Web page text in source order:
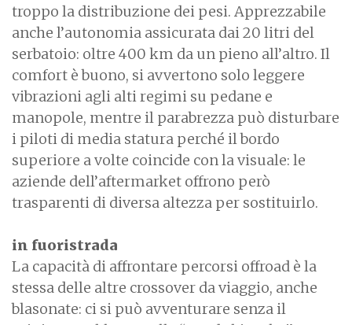
troppo la distribuzione dei pesi. Apprezzabile
anche l’autonomia assicurata dai 20 litri del
serbatoio: oltre 400 km da un pieno all’altro. Il
comfort è buono, si avvertono solo leggere
vibrazioni agli alti regimi su pedane e
manopole, mentre il parabrezza può disturbare
i piloti di media statura perché il bordo
superiore a volte coincide con la visuale: le
aziende dell’aftermarket offrono però
trasparenti di diversa altezza per sostituirlo.
in fuoristrada
La capacità di affrontare percorsi offroad è la
stessa delle altre crossover da viaggio, anche
blasonate: ci si può avventurare senza il